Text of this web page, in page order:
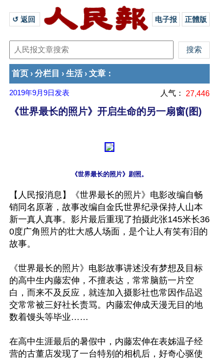
↺ 返回 电子报 正體版
首页 › 分栏目 › 生活 › 文章 ：
2019年9月9日 发表 人气： 27,446
《世界最长的照片》开启生命的另一扇窗(图)
【人民报消息】《世界最长的照片》电影改编自畅
销同名原著，故事改编自金氏世界纪录保持人山本
新一真人真事。影片最后重现了拍摄此张145米长36
0度广角照片的壮大感人场面，是个让人有笑有泪的
故事。
《世界最长的照片》电影故事讲述没有梦想及目标
的高中生内藤宏伸，不擅表达，常常脑筋一片空
白，而来不及反应，就连加入摄影社也常因作品迟
交常常被三好社长责骂。内藤宏伸成天漫无目的地
数着馒头等毕业……
在高中生涯最后的暑假中，内藤宏伸在表姊温子经
营的古董店发现了一台特别的相机后，好奇心驱使